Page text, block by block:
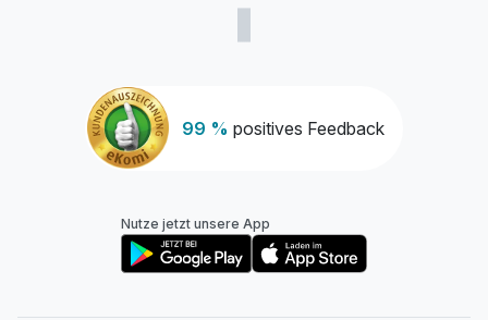
99 % positives Feedback
Nutze jetzt unsere App